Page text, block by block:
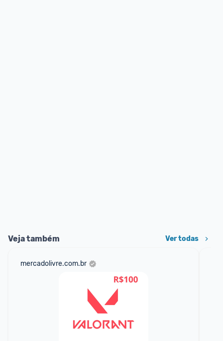
Veja também Ver todas
mercadolivre.com.br